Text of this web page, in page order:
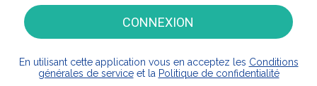
CONNEXION
En utilisant cette application vous en acceptez les Conditions
générales de serviceet la Politique de confidentialité